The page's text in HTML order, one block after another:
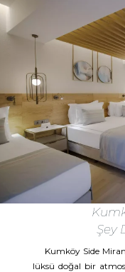
Şey
Kumköy Side
lüksü doğal bir